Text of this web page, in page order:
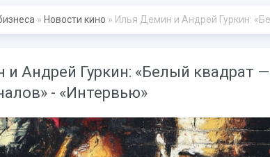
» Новости кино » Илья Демин и Андрей Гуркин: «Белый
и Андрей Гуркин: «Белый квадрат
- «Интервью»